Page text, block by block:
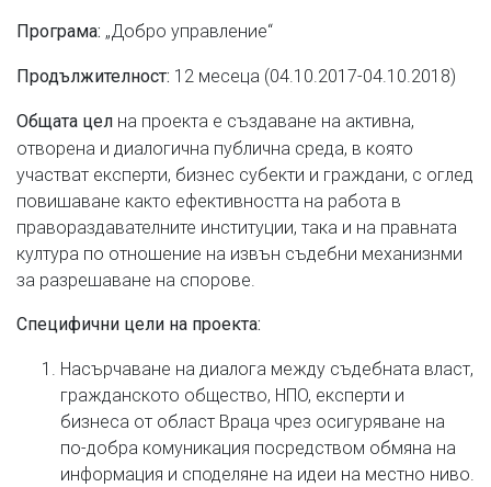
Програма: „Добро управление“
Продължителност: 12 месеца (04.10.2017-04.10.2018)
Общата цел на проекта е създаване на активна,
отворена и диалогична публична среда, в която
участват експерти, бизнес субекти и граждани, с оглед
повишаване както ефективността на работа в
правораздавателните институции, така и на правната
култура по отношение на извън съдебни механизнми
за разрешаване на спорове.
Специфични цели на проекта:
Насърчаване на диалога между съдебната власт,
гражданското общество, НПО, експерти и
бизнеса от област Враца чрез осигуряване на
по-добра комуникация посредством обмяна на
информация и споделяне на идеи на местно ниво.